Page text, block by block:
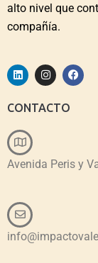
alto nivel que
compañía.
CONTACTO
Avenida Peris y